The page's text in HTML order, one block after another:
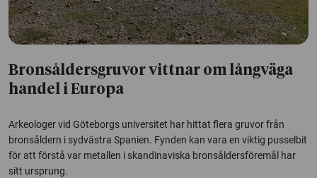
Bronsåldersgruvor vittnar om långväga
handel i Europa
Arkeologer vid Göteborgs universitet har hittat flera gruvor från
bronsåldern i sydvästra Spanien. Fynden kan vara en viktig pusselbit
för att förstå var metallen i skandinaviska bronsåldersföremål har
sitt ursprung.